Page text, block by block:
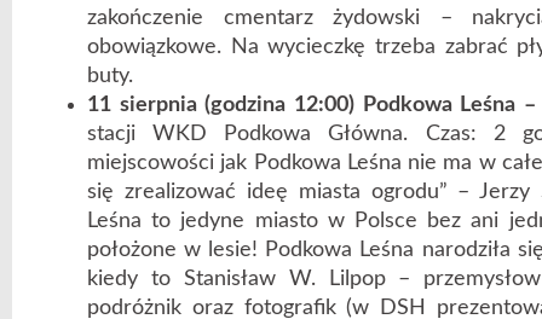
zakończenie cmentarz żydowski –
obowiązkowe. Na wycieczkę trzeba zabrać
buty.
11 sierpnia (godzina 12:00) Podkowa Leśna
stacji WKD Podkowa Główna. Czas: 2
miejscowości jak Podkowa Leśna nie ma w
się zrealizować ideę miasta ogrodu” – Jerzy
Leśna to jedyne miasto w Polsce bez ani
położone w lesie! Podkowa Leśna narodziła
kiedy to Stanisław W. Lilpop –
podróżnik oraz fotografik (w DSH